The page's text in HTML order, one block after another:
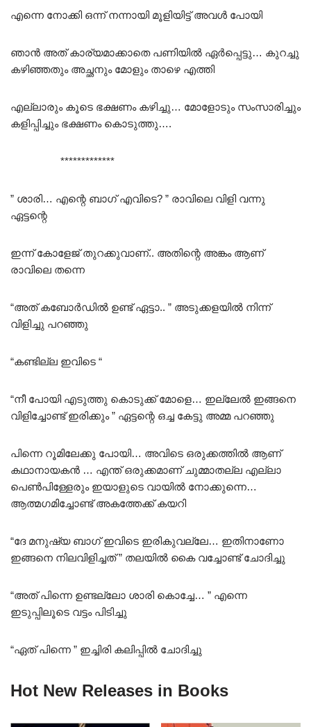
എന്നെ നോക്കി ഒന്ന് നന്നായി മൂളിയിട്ട് അവൾ പോയി
ഞാൻ അത് കാര്യമാക്കാതെ പണിയിൽ ഏർപ്പെട്ടു… കുറച്ചു
കഴിഞ്ഞതും അച്ഛനും മോളും താഴെ എത്തി
എല്ലാരും കൂടെ ഭക്ഷണം കഴിച്ചു… മോളോടും സംസാരിച്ചും
കളിപ്പിച്ചും ഭക്ഷണം കൊടുത്തു….
*************
” ശാരി… എന്റെ ബാഗ് എവിടെ? ” രാവിലെ വിളി വന്നു
ഏട്ടന്റെ
ഇന്ന് കോളേജ് തുറക്കുവാണ്.. അതിന്റെ അങ്കം ആണ്
രാവിലെ തന്നെ
“അത് കബോർഡിൽ ഉണ്ട് ഏട്ടാ.. ” അടുക്കളയിൽ നിന്ന്
വിളിച്ചു പറഞ്ഞു
“കണ്ടില്ല ഇവിടെ “
“നീ പോയി എടുത്തു കൊടുക്ക് മോളെ… ഇല്ലേൽ ഇങ്ങനെ
വിളിച്ചോണ്ട് ഇരിക്കും ” ഏട്ടന്റെ ഒച്ച കേട്ടു അമ്മ പറഞ്ഞു
പിന്നെ റൂമിലേക്കു പോയി… അവിടെ ഒരുക്കത്തിൽ ആണ്
കഥാനായകൻ … എന്ത്‌ ഒരുക്കമാണ് ചുമ്മാതല്ല എല്ലാ
പെൺപിള്ളേരും ഇയാളുടെ വായിൽ നോക്കുന്നെ…
ആത്മഗമിച്ചോണ്ട് അകത്തേക്ക് കയറി
“ദേ മനുഷ്യ ബാഗ് ഇവിടെ ഇരികുവല്ലേ… ഇതിനാണോ
ഇങ്ങനെ നിലവിളിച്ചത് ” തലയിൽ കൈ വച്ചോണ്ട് ചോദിച്ചു
“അത് പിന്നെ ഉണ്ടല്ലോ ശാരി കൊച്ചേ… ” എന്നെ
ഇടുപ്പിലൂടെ വട്ടം പിടിച്ചു
“ഏത് പിന്നെ ” ഇച്ചിരി കലിപ്പിൽ ചോദിച്ചു
Hot New Releases in Books